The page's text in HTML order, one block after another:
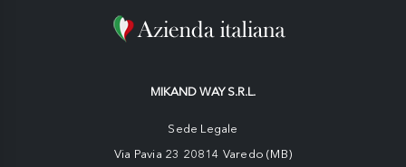
MIKAND WAY S.R.L.
Sede Legale
Via Pavia 23 20814 Varedo (MB)